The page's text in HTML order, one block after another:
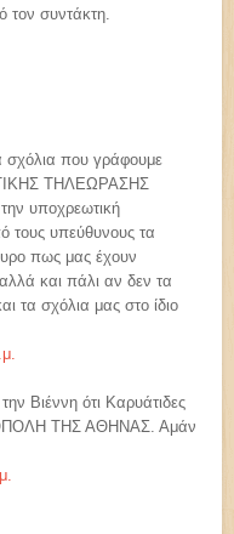
τον συντάκτη.
που γράφουμε
ΤΗΛΕΩΡΑΣΗΣ
υποχρεωτική
τους υπεύθυνους τα
πως μας έχουν
και πάλι αν δεν τα
τα σχόλια μας στο ίδιο
Βιέννη ότι Καρυάτιδες
ΤΗΣ ΑΘΗΝΑΣ. Αμάν